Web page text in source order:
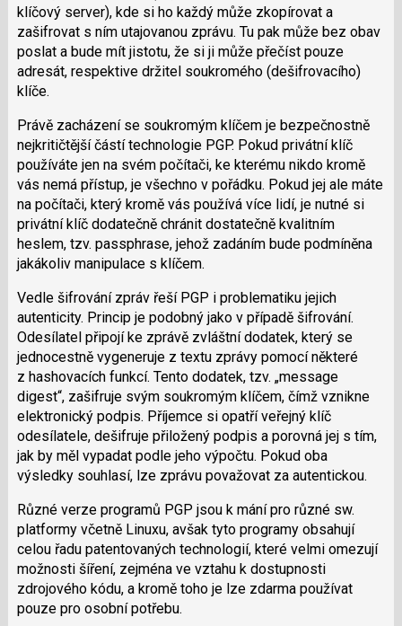
klíčový server), kde si ho každý může zkopírovat a
zašifrovat s ním utajovanou zprávu. Tu pak může bez obav
poslat a bude mít jistotu, že si ji může přečíst pouze
adresát, respektive držitel soukromého (dešifrovacího)
klíče.
Právě zacházení se soukromým klíčem je bezpečnostně
nejkritičtější částí technologie PGP. Pokud privátní klíč
používáte jen na svém počítači, ke kterému nikdo kromě
vás nemá přístup, je všechno v pořádku. Pokud jej ale máte
na počítači, který kromě vás používá více lidí, je nutné si
privátní klíč dodatečně chránit dostatečně kvalitním
heslem, tzv. passphrase, jehož zadáním bude podmíněna
jakákoliv manipulace s klíčem.
Vedle šifrování zpráv řeší PGP i problematiku jejich
autenticity. Princip je podobný jako v případě šifrování.
Odesílatel připojí ke zprávě zvláštní dodatek, který se
jednocestně vygeneruje z textu zprávy pomocí některé
z hashovacích funkcí. Tento dodatek, tzv. „message
digest“, zašifruje svým soukromým klíčem, čímž vznikne
elektronický podpis. Příjemce si opatří veřejný klíč
odesílatele, dešifruje přiložený podpis a porovná jej s tím,
jak by měl vypadat podle jeho výpočtu. Pokud oba
výsledky souhlasí, lze zprávu považovat za autentickou.
Různé verze programů PGP jsou k mání pro různé sw.
platformy včetně Linuxu, avšak tyto programy obsahují
celou řadu patentovaných technologií, které velmi omezují
možnosti šíření, zejména ve vztahu k dostupnosti
zdrojového kódu, a kromě toho je lze zdarma používat
pouze pro osobní potřebu.